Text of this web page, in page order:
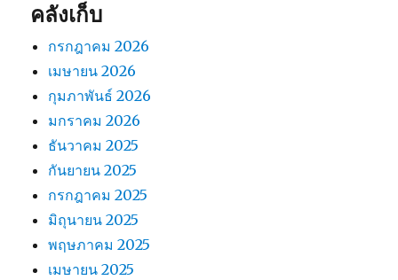
คลังเก็บ
กรกฎาคม 2026
เมษายน 2026
กุมภาพันธ์ 2026
มกราคม 2026
ธันวาคม 2025
กันยายน 2025
กรกฎาคม 2025
มิถุนายน 2025
พฤษภาคม 2025
เมษายน 2025